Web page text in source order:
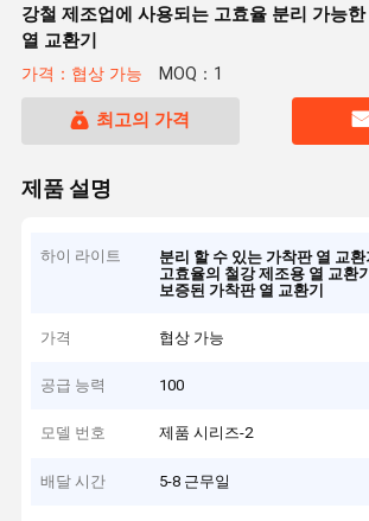
강철 제조업에 사용되는 고효율 분리 가능
열 교환기
가격：협상 가능 MOQ：1
최고의 가격
제품 설명
하이 라이트 분리 할 수 있는 가착판 열 교
고효율의 철강 제조용 열 교환
보증된 가착판 열 교환기
가격 협상 가능
공급 능력 100
모델 번호 제품 시리즈-2
배달 시간 5-8 근무일